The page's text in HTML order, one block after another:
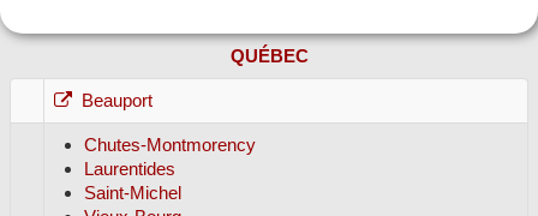
QUÉBEC
Beauport
Chutes-Montmorency
Laurentides
Saint-Michel